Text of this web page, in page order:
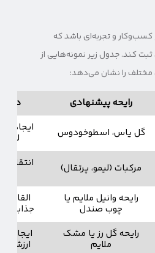
و تجربه‌ای باشد که
جدول زیر نمونه‌هایی از
را نشان می‌دهد:
رایحه پیشنهادی دلیل
گل یاس، اسطوخودوس ایجاد
مرکبات (لیمو، پرتقال) انتقال
رایحه وانیل ملایم یا
چوب صندل
القای
جذابیت و
رایحه گل رز یا مشک
ملایم
ایجاد